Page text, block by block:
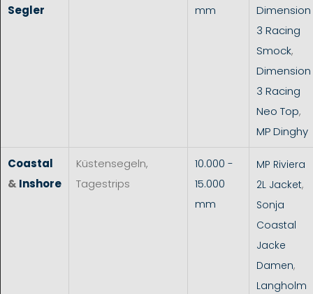
Segler mm
Dimension
3 Racing
Smock,
Dimension
3 Racing
Neo Top,
MP Dinghy
Coastal
& Inshore
Küstensegeln,
Tagestrips
10.000 -
15.000
mm
MP Riviera
2L Jacket,
Sonja
Coastal
Jacke
Damen,
Langholm